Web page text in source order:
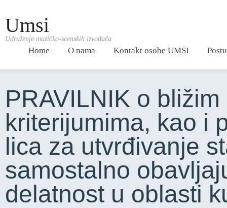
Umsi
Udruženje muzičko-scenskih izvođača
Home O nama Kontakt osobe UMSI
PRAVILNIK o
kriterijumima, kao i
lica za utvrđivanje
samostalno
delatnost u oblasti